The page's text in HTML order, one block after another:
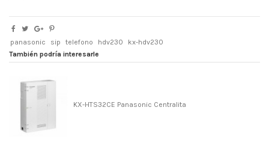
panasonic sip telefono hdv230
kx-hdv230
También podría interesarle
KX-HTS32CE Panasonic Centralita